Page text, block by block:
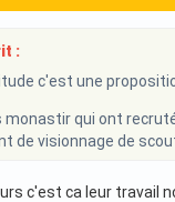
:
c'est une
monastir qui ont
de visionnage de
c'est ca leur travail